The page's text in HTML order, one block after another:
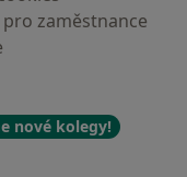
zaměstnance
nové kolegy!